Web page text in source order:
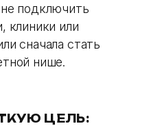
подключить
клиники или
сначала стать
нише.
ЦЕЛЬ: